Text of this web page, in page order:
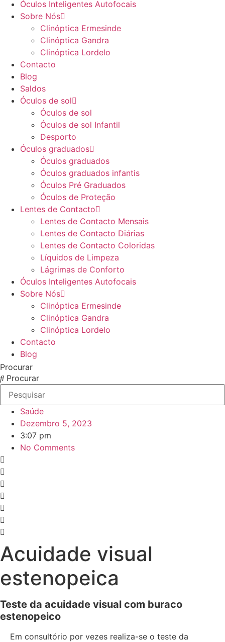
Óculos Inteligentes Autofocais
Sobre Nós
Clinóptica Ermesinde
Clinóptica Gandra
Clinóptica Lordelo
Contacto
Blog
Saldos
Óculos de sol
Óculos de sol
Óculos de sol Infantil
Desporto
Óculos graduados
Óculos graduados
Óculos graduados infantis
Óculos Pré Graduados
Óculos de Proteção
Lentes de Contacto
Lentes de Contacto Mensais
Lentes de Contacto Diárias
Lentes de Contacto Coloridas
Líquidos de Limpeza
Lágrimas de Conforto
Óculos Inteligentes Autofocais
Sobre Nós
Clinóptica Ermesinde
Clinóptica Gandra
Clinóptica Lordelo
Contacto
Blog
Procurar
Procurar
Saúde
Dezembro 5, 2023
3:07 pm
No Comments
Acuidade visual
estenopeica
Teste da acuidade visual com buraco
estenopeico
Em consultório por vezes realiza-se o teste da